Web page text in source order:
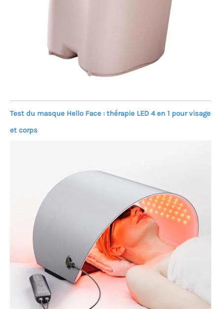
Test du masque Hello Face : thérapie LED 4 en 1 pour visage
et corps